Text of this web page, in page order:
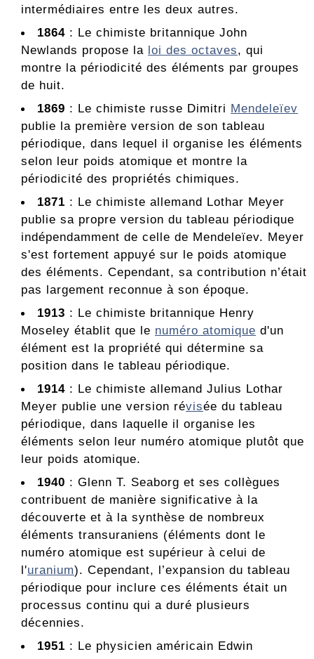
intermédiaires entre les deux autres.
1864 : Le chimiste britannique John
Newlands propose la loi des octaves, qui
montre la périodicité des éléments par groupes
de huit.
1869 : Le chimiste russe Dimitri Mendeleïev
publie la première version de son tableau
périodique, dans lequel il organise les éléments
selon leur poids atomique et montre la
périodicité des propriétés chimiques.
1871 : Le chimiste allemand Lothar Meyer
publie sa propre version du tableau périodique
indépendamment de celle de Mendeleïev. Meyer
s'est fortement appuyé sur le poids atomique
des éléments. Cependant, sa contribution n’était
pas largement reconnue à son époque.
1913 : Le chimiste britannique Henry
Moseley établit que le numéro atomique d'un
élément est la propriété qui détermine sa
position dans le tableau périodique.
1914 : Le chimiste allemand Julius Lothar
Meyer publie une version révisée du tableau
périodique, dans laquelle il organise les
éléments selon leur numéro atomique plutôt que
leur poids atomique.
1940 : Glenn T. Seaborg et ses collègues
contribuent de manière significative à la
découverte et à la synthèse de nombreux
éléments transuraniens (éléments dont le
numéro atomique est supérieur à celui de
l'uranium). Cependant, l’expansion du tableau
périodique pour inclure ces éléments était un
processus continu qui a duré plusieurs
décennies.
1951 : Le physicien américain Edwin